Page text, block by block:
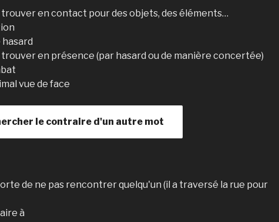
trouver en contact pour des objets, des éléments…
hasard
en présence (par hasard ou de manière concertée)
vue de face
le contraire d'un autre mot
de ne pas rencontrer quelqu'un (il a traversé la rue pour
à